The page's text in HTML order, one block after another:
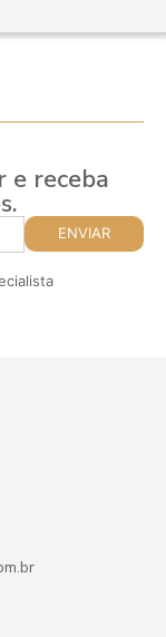
e receba